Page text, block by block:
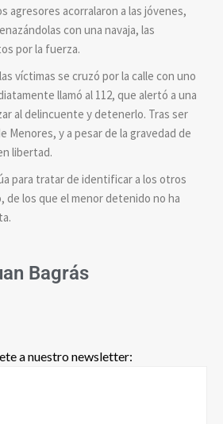
agresores acorralaron a las jóvenes,
con una navaja, las
por la fuerza.
víctimas se cruzó por la calle con uno
llamó al 112, que alertó a una
al delincuente y detenerlo. Tras ser
Menores, y a pesar de la gravedad de
libertad.
para tratar de identificar a los otros
de los que el menor detenido no ha
Bagrás
a nuestro newsletter: